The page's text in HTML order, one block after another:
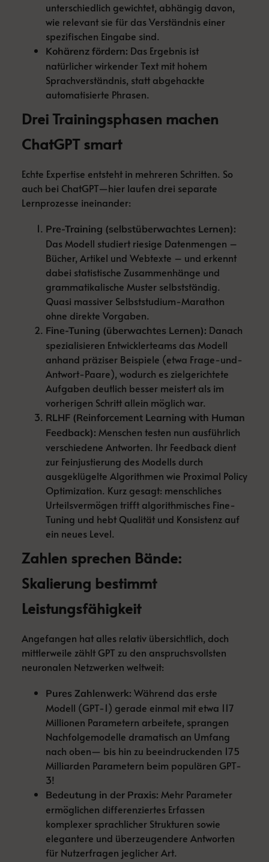
unterschiedlich gewichtet, abhängig davon,
wie relevant sie für das Verständnis einer
spezifischen Eingabe sind.
Kohärenz fördern: Das Ergebnis ist
natürlicher wirkender Text mit hohem
Sprachverständnis, statt abgehackte
automatisierte Phrasen.
Drei Trainingsphasen machen
ChatGPT smart
Echte Expertise entsteht in mehreren Schritten. So
auch bei ChatGPT—hier laufen drei separate
Lernprozesse ineinander:
Pre-Training (selbstüberwachtes Lernen):
Das Modell studiert riesige Datenmengen –
Bücher, Artikel und Webtexte – und erkennt
dabei statistische Zusammenhänge und
grammatikalische Muster selbstständig.
Quasi massiver Selbststudium-Marathon
ohne direkte Vorgaben.
Fine-Tuning (überwachtes Lernen): Danach
spezialisieren Entwicklerteams das Modell
anhand präziser Beispiele (etwa Frage-und-
Antwort-Paare), wodurch es zielgerichtete
Aufgaben deutlich besser meistert als im
vorherigen Schritt allein möglich war.
RLHF (Reinforcement Learning with Human
Feedback): Menschen testen nun ausführlich
verschiedene Antworten. Ihr Feedback dient
zur Feinjustierung des Modells durch
ausgeklügelte Algorithmen wie Proximal Policy
Optimization. Kurz gesagt: menschliches
Urteilsvermögen trifft algorithmisches Fine-
Tuning und hebt Qualität und Konsistenz auf
ein neues Level.
Zahlen sprechen Bände:
Skalierung bestimmt
Leistungsfähigkeit
Angefangen hat alles relativ übersichtlich, doch
mittlerweile zählt GPT zu den anspruchsvollsten
neuronalen Netzwerken weltweit:
Pures Zahlenwerk: Während das erste
Modell (GPT-1) gerade einmal mit etwa 117
Millionen Parametern arbeitete, sprangen
Nachfolgemodelle dramatisch an Umfang
nach oben— bis hin zu beeindruckenden 175
Milliarden Parametern beim populären GPT-
3!
Bedeutung in der Praxis: Mehr Parameter
ermöglichen differenziertes Erfassen
komplexer sprachlicher Strukturen sowie
elegantere und überzeugendere Antworten
für Nutzerfragen jeglicher Art.